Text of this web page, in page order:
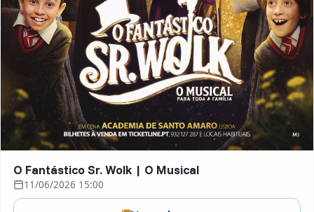
O Fantástico Sr. Wolk | O Musical
11/06/2026 15:00